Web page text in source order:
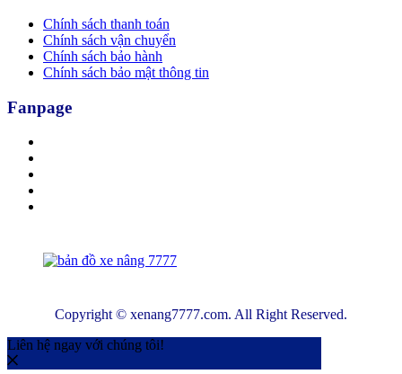
Chính sách thanh toán
Chính sách vận chuyển
Chính sách bảo hành
Chính sách bảo mật thông tin
Fanpage
Copyright © xenang7777.com. All Right Reserved.
Liên hệ ngay với chúng tôi!